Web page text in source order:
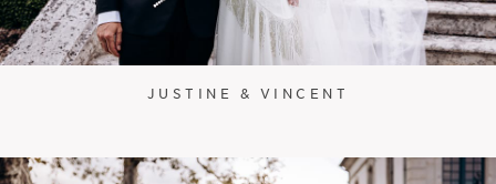
JUSTINE & VINCENT